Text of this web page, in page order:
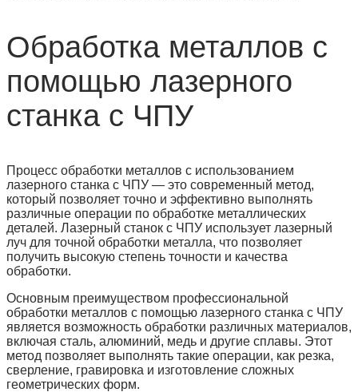
Обработка металлов с
помощью лазерного
станка с ЧПУ
Процесс обработки металлов с использованием
лазерного станка с ЧПУ — это современный метод,
который позволяет точно и эффективно выполнять
различные операции по обработке металлических
деталей. Лазерный станок с ЧПУ использует лазерный
луч для точной обработки металла, что позволяет
получить высокую степень точности и качества
обработки.
Основным преимуществом профессиональной
обработки металлов с помощью лазерного станка с ЧПУ
является возможность обработки различных материалов,
включая сталь, алюминий, медь и другие сплавы. Этот
метод позволяет выполнять такие операции, как резка,
сверление, гравировка и изготовление сложных
геометрических форм.